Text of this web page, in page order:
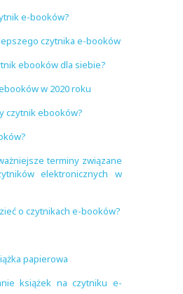
e-booków?
czytnika e-booków
ebooków dla siebie?
w 2020 roku
czytnik ebooków?
terminy związane
elektronicznych w
o czytnikach e-booków?
papierowa
książek na czytniku e-